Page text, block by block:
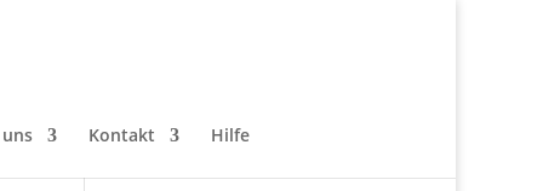
Kontakt Hilfe